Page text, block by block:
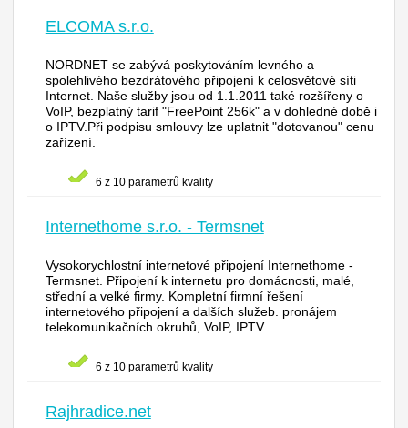
ELCOMA s.r.o.
NORDNET se zabývá poskytováním levného a
spolehlivého bezdrátového připojení k celosvětové síti
Internet. Naše služby jsou od 1.1.2011 také rozšířeny o
VoIP, bezplatný tarif "FreePoint 256k" a v dohledné době i
o IPTV.Při podpisu smlouvy lze uplatnit "dotovanou" cenu
zařízení.
6 z 10 parametrů kvality
Internethome s.r.o. - Termsnet
Vysokorychlostní internetové připojení Internethome -
Termsnet. Připojení k internetu pro domácnosti, malé,
střední a velké firmy. Kompletní firmní řešení
internetového připojení a dalších služeb. pronájem
telekomunikačních okruhů, VoIP, IPTV
6 z 10 parametrů kvality
Rajhradice.net